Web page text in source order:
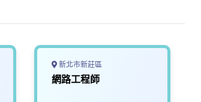
新北市新莊區
網路工程師